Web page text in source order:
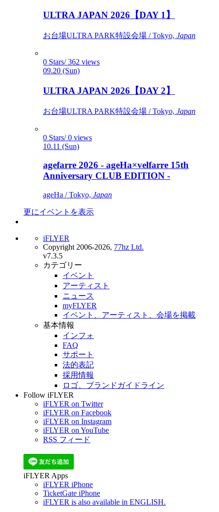
ULTRA JAPAN 2026【DAY 1】
お台場ULTRA PARK特設会場 / Tokyo, Japan
0 Stars/ 362 views
09.20 (Sun)
ULTRA JAPAN 2026【DAY 2】
お台場ULTRA PARK特設会場 / Tokyo, Japan
0 Stars/ 0 views
10.11 (Sun)
agefarre 2026 - ageHa×velfarre 15th
Anniversary CLUB EDITION -
ageHa / Tokyo, Japan
更にイベントを表示
iFLYER
Copyright 2006-2026, 77hz Ltd.
v7.3.5
カテゴリー
イベント
アーティスト
ニュース
myFLYER
イベント、アーティスト、会場を掲載
基本情報
インフォ
FAQ
サポート
法的表記
採用情報
ロゴ、ブランドガイドライン
Follow iFLYER
iFLYER on Twitter
iFLYER on Facebook
iFLYER on Instagram
iFLYER on YouTube
RSS フィード
iFLYER Apps
iFLYER iPhone
TicketGate iPhone
iFLYER is also available in ENGLISH.